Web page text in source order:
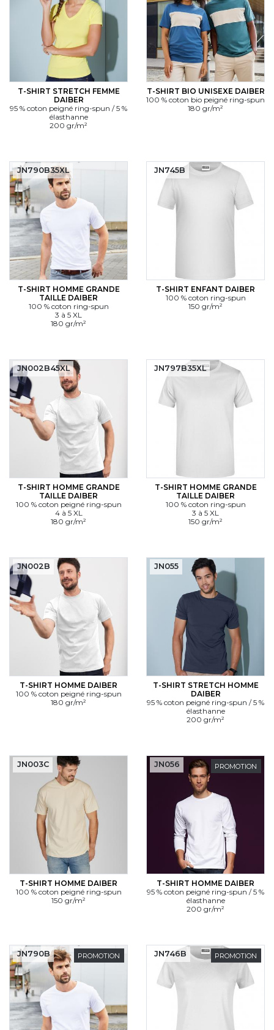
T-SHIRT STRETCH FEMME
DAIBER
95 % coton peigné ring-spun / 5 %
élasthanne
200 gr/m²
T-SHIRT BIO UNISEXE DAIBER
100 % coton bio peigné ring-spun
180 gr/m²
T-SHIRT HOMME GRANDE
TAILLE DAIBER
100 % coton ring-spun
3 à 5 XL
180 gr/m²
JN790B35XL
T-SHIRT ENFANT DAIBER
100 % coton ring-spun
150 gr/m²
JN745B
T-SHIRT HOMME GRANDE
TAILLE DAIBER
100 % coton peigné ring-spun
4 à 5 XL
180 gr/m²
JN002B45XL
T-SHIRT HOMME GRANDE
TAILLE DAIBER
100 % coton ring-spun
3 à 5 XL
150 gr/m²
JN797B35XL
T-SHIRT HOMME DAIBER
100 % coton peigné ring-spun
180 gr/m²
JN002B
T-SHIRT STRETCH HOMME
DAIBER
95 % coton peigné ring-spun / 5 %
élasthanne
200 gr/m²
JN055
T-SHIRT HOMME DAIBER
100 % coton peigné ring-spun
150 gr/m²
JN003C PROMOTION
T-SHIRT HOMME DAIBER
95 % coton peigné ring-spun / 5 %
élasthanne
200 gr/m²
JN056
PROMOTION
JN790B PROMOTION
JN746B